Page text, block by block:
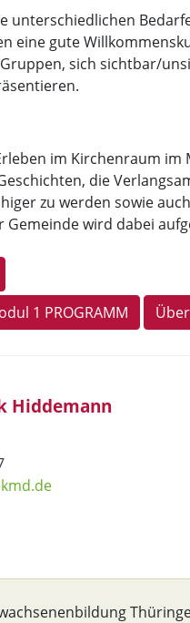
unterschiedlichen
eine gute
sich sichtbar/
im Kirchenraum im
die
zu werden sowie
wird dabei
1 PROGRAMM
Hiddemann